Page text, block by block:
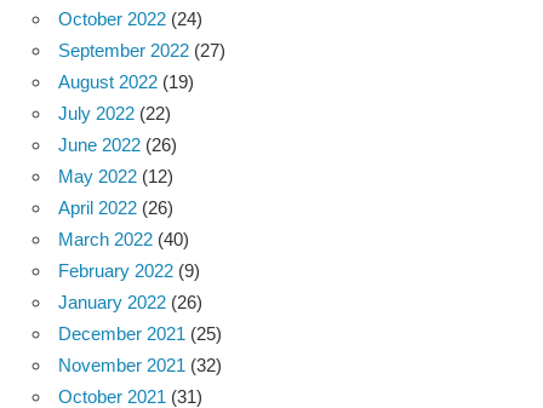
October 2022 (24)
September 2022 (27)
August 2022 (19)
July 2022 (22)
June 2022 (26)
May 2022 (12)
April 2022 (26)
March 2022 (40)
February 2022 (9)
January 2022 (26)
December 2021 (25)
November 2021 (32)
October 2021 (31)